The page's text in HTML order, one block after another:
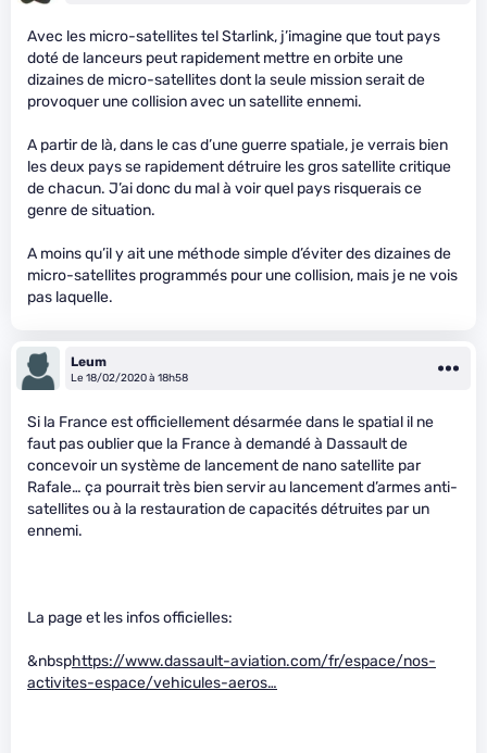
Avec les micro-satellites tel Starlink, j’imagine que tout pays
doté de lanceurs peut rapidement mettre en orbite une
dizaines de micro-satellites dont la seule mission serait de
provoquer une collision avec un satellite ennemi.
A partir de là, dans le cas d’une guerre spatiale, je verrais bien
les deux pays se rapidement détruire les gros satellite critique
de chacun. J’ai donc du mal à voir quel pays risquerais ce
genre de situation.
A moins qu’il y ait une méthode simple d’éviter des dizaines de
micro-satellites programmés pour une collision, mais je ne vois
pas laquelle.
Leum
Le 18/02/2020 à 18h58
Si la France est officiellement désarmée dans le spatial il ne
faut pas oublier que la France à demandé à Dassault de
concevoir un système de lancement de nano satellite par
Rafale… ça pourrait très bien servir au lancement d’armes anti-
satellites ou à la restauration de capacités détruites par un
ennemi.
La page et les infos officielles:
&nbsphttps://www.dassault-aviation.com/fr/espace/nos-
activites-espace/vehicules-aeros…